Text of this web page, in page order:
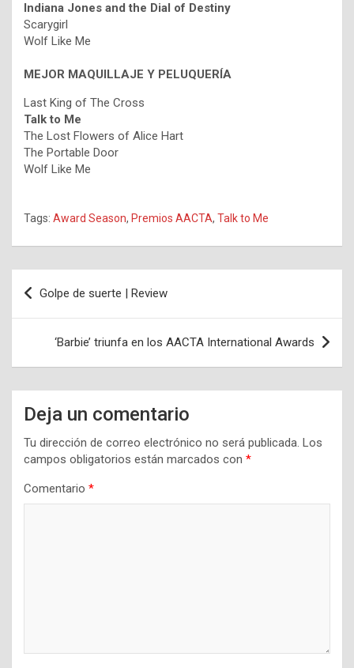
Indiana Jones and the Dial of Destiny
Scarygirl
Wolf Like Me
MEJOR MAQUILLAJE Y PELUQUERÍA
Last King of The Cross
Talk to Me
The Lost Flowers of Alice Hart
The Portable Door
Wolf Like Me
Tags: Award Season, Premios AACTA, Talk to Me
Navegación
de
entradas
Golpe de suerte | Review
‘Barbie’ triunfa en los AACTA International Awards
Deja un comentario
Tu dirección de correo electrónico no será publicada. Los
campos obligatorios están marcados con *
Comentario *